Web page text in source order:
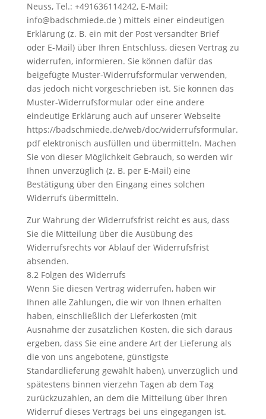
Neuss, Tel.: +491636114242, E-Mail:
info@badschmiede.de ) mittels einer eindeutigen
Erklärung (z. B. ein mit der Post versandter Brief
oder E-Mail) über Ihren Entschluss, diesen Vertrag zu
widerrufen, informieren. Sie können dafür das
beigefügte Muster-Widerrufsformular verwenden,
das jedoch nicht vorgeschrieben ist. Sie können das
Muster-Widerrufsformular oder eine andere
eindeutige Erklärung auch auf unserer Webseite
https://badschmiede.de/web/doc/widerrufsformular.
pdf elektronisch ausfüllen und übermitteln. Machen
Sie von dieser Möglichkeit Gebrauch, so werden wir
Ihnen unverzüglich (z. B. per E-Mail) eine
Bestätigung über den Eingang eines solchen
Widerrufs übermitteln.
Zur Wahrung der Widerrufsfrist reicht es aus, dass
Sie die Mitteilung über die Ausübung des
Widerrufsrechts vor Ablauf der Widerrufsfrist
absenden.
8.2 Folgen des Widerrufs
Wenn Sie diesen Vertrag widerrufen, haben wir
Ihnen alle Zahlungen, die wir von Ihnen erhalten
haben, einschließlich der Lieferkosten (mit
Ausnahme der zusätzlichen Kosten, die sich daraus
ergeben, dass Sie eine andere Art der Lieferung als
die von uns angebotene, günstigste
Standardlieferung gewählt haben), unverzüglich und
spätestens binnen vierzehn Tagen ab dem Tag
zurückzuzahlen, an dem die Mitteilung über Ihren
Widerruf dieses Vertrags bei uns eingegangen ist.